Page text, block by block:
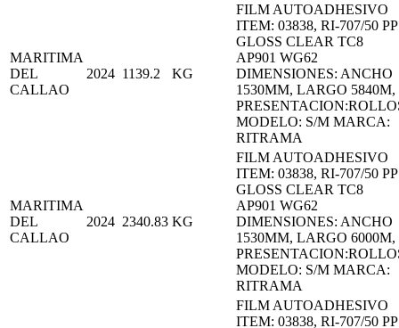
MARITIMA
DEL
CALLAO
2024 1139.2 KG
FILM AUTOADHESIVO
ITEM: 03838, RI-707/50 PP
GLOSS CLEAR TC8
AP901 WG62
DIMENSIONES: ANCHO
1530MM, LARGO 5840M,
MODELO: S/M MARCA:
RITRAMA
MARITIMA
DEL
CALLAO
2024 2340.83 KG
FILM AUTOADHESIVO
ITEM: 03838, RI-707/50 PP
GLOSS CLEAR TC8
AP901 WG62
DIMENSIONES: ANCHO
1530MM, LARGO 6000M,
MODELO: S/M MARCA:
RITRAMA
FILM AUTOADHESIVO
ITEM: 03838, RI-707/50 PP